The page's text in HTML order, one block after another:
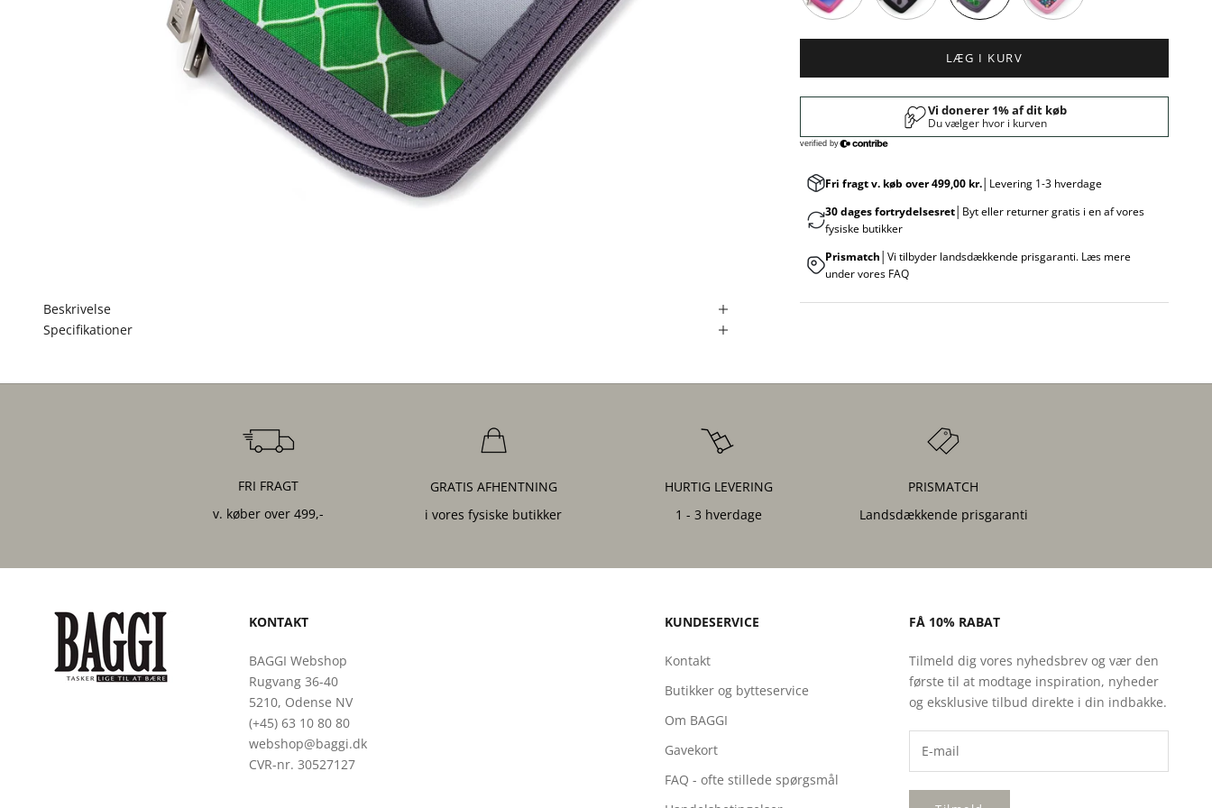
LÆG I KURV
Fri fragt v. køb over 499,00 kr. │Levering 1-3 hverdage
30 dages fortrydelsesret │Byt eller returner gratis i en af vores
fysiske butikker
Prismatch │Vi tilbyder landsdækkende prisgaranti. Læs mere
under vores FAQ
Beskrivelse
Specifikationer
FRI FRAGT
v. køber over 499,-
GRATIS AFHENTNING
i vores fysiske butikker
HURTIG LEVERING
1 - 3 hverdage
PRISMATCH
Landsdækkende prisgaranti
KONTAKT
BAGGI Webshop
Rugvang 36-40
5210, Odense NV
(+45) 63 10 80 80
webshop@baggi.dk
CVR-nr. 30527127
KUNDESERVICE
Kontakt
Butikker og bytteservice
Om BAGGI
Gavekort
FAQ - ofte stillede spørgsmål
FÅ 10% RABAT
Tilmeld dig vores nyhedsbrev og vær den
første til at modtage inspiration, nyheder
og eksklusive tilbud direkte i din indbakke.